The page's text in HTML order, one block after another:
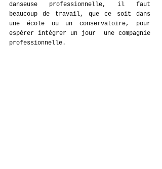
danseuse professionnelle, il faut
beaucoup de travail, que ce soit dans
une école ou un conservatoire, pour
espérer intégrer un jour  une compagnie
professionnelle.